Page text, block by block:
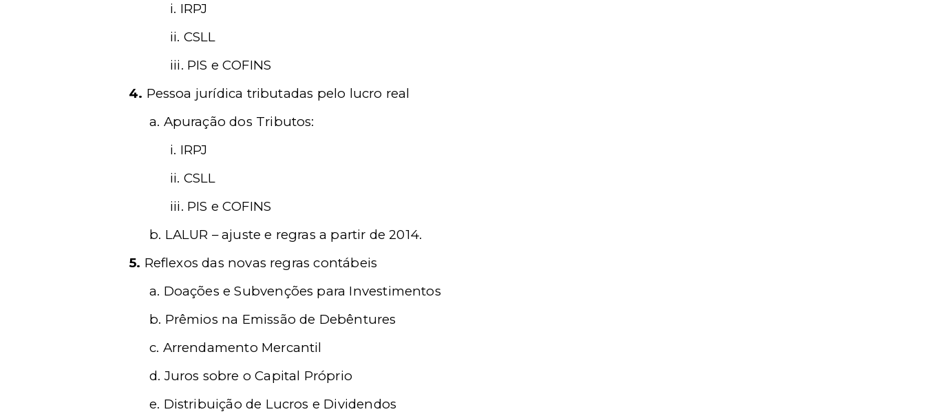
i. IRPJ
ii. CSLL
iii. PIS e COFINS
4. Pessoa jurídica tributadas pelo lucro real
a. Apuração dos Tributos:
i. IRPJ
ii. CSLL
iii. PIS e COFINS
b. LALUR – ajuste e regras a partir de 2014.
5. Reflexos das novas regras contábeis
a. Doações e Subvenções para Investimentos
b. Prêmios na Emissão de Debêntures
c. Arrendamento Mercantil
d. Juros sobre o Capital Próprio
e. Distribuição de Lucros e Dividendos